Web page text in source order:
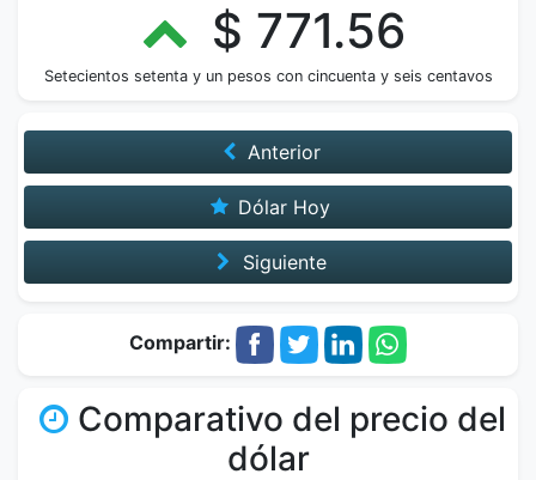
$ 771.56
Setecientos setenta y un pesos con cincuenta y seis centavos
Anterior
Dólar Hoy
Siguiente
Compartir:
Comparativo del precio del
dólar